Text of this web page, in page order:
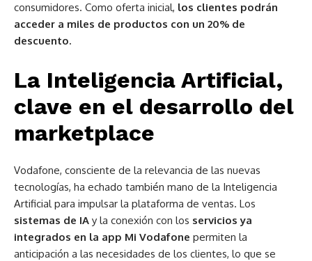
consumidores. Como oferta inicial, los clientes podrán
acceder a miles de productos con un 20% de
descuento.
La Inteligencia Artificial,
clave en el desarrollo del
marketplace
Vodafone, consciente de la relevancia de las nuevas
tecnologías, ha echado también mano de la Inteligencia
Artificial para impulsar la plataforma de ventas. Los
sistemas de IA y la conexión con los servicios ya
integrados en la app Mi Vodafone permiten la
anticipación a las necesidades de los clientes, lo que se